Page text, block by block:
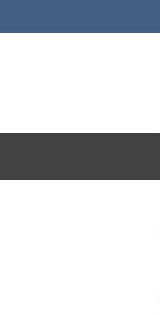
atla